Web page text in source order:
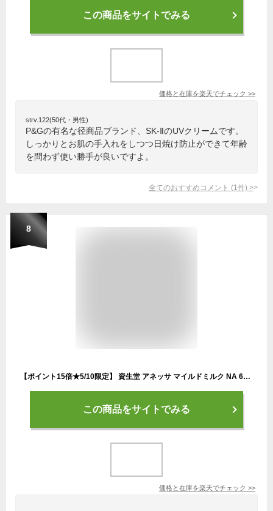
この商品をサイトでみる
価格と在庫を楽天でチェック >>
strv.122(50代・男性)
P&Gの有名な径商品ブランド、SK-ⅡのUVクリームです。
しっかりとお肌の手入れをしつつ日焼け防止ができて年齢
を問わず使い勝手が良いですよ。
全てのおすすめコメント (1 件) >
8
【ポイント15倍★5/10限定】 資生堂 アネッサ マイルドミルク NA 60ml | アネッサ マイルドミルク 日焼け止め 低刺激 UVミルク 敏感肌 子供 SPF50+ PA++++ 紫外線吸収剤フリー 紫外線対策 赤ちゃん アウトドア スポーツ
この商品をサイトでみる
価格と在庫を楽天でチェック >>